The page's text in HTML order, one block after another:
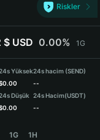
Riskler
USD 0.00% 1G
Yüksek
0.00
Düşük
0.00
24s hacim (SEND)
--
24s Hacim(USDT)
--
1G 1H